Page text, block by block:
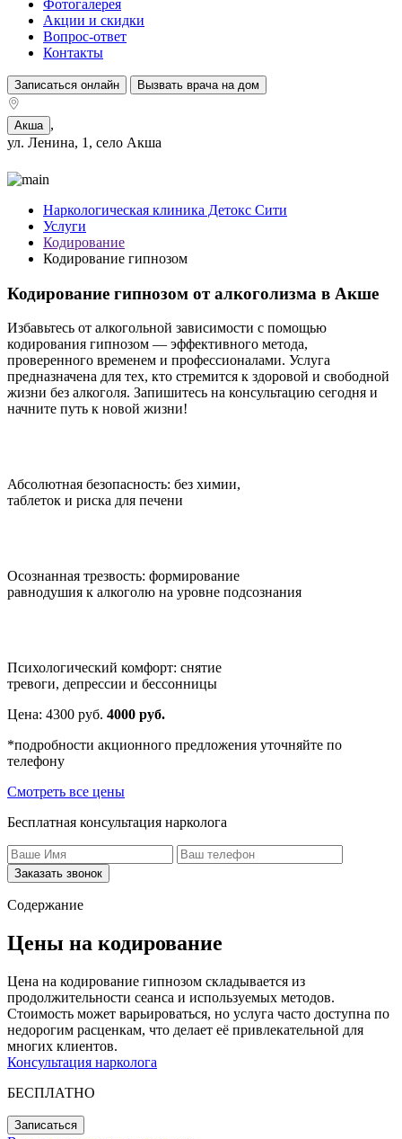
Фотогалерея
Акции и скидки
Вопрос-ответ
Контакты
Записаться онлайн Вызвать врача на дом
Акша ,
ул. Ленина, 1, село Акша
Наркологическая клиника Детокс Сити
Услуги
Кодирование
Кодирование гипнозом
Кодирование гипнозом от алкоголизма в Акше
Избавьтесь от алкогольной зависимости с помощью
кодирования гипнозом — эффективного метода,
проверенного временем и профессионалами. Услуга
предназначена для тех, кто стремится к здоровой и свободной
жизни без алкоголя. Запишитесь на консультацию сегодня и
начните путь к новой жизни!
Абсолютная безопасность: без химии,
таблеток и риска для печени
Осознанная трезвость: формирование
равнодушия к алкоголю на уровне подсознания
Психологический комфорт: снятие
тревоги, депрессии и бессонницы
Цена: 4300 руб. 4000 руб.
*подробности акционного предложения уточняйте по
телефону
Смотреть все цены
Бесплатная консультация нарколога
Заказать звонок
Содержание
Цены на кодирование
Цена на кодирование гипнозом складывается из
продолжительности сеанса и используемых методов.
Стоимость может варьироваться, но услуга часто доступна по
недорогим расценкам, что делает её привлекательной для
многих клиентов.
Консультация нарколога
БЕСПЛАТНО
Записаться